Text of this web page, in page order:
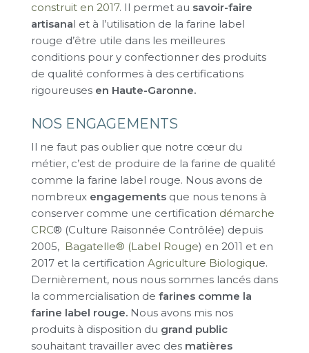
construit en 2017. Il permet au savoir-faire
artisanal et à l’utilisation de la farine label
rouge d’être utile dans les meilleures
conditions pour y confectionner des produits
de qualité conformes à des certifications
rigoureuses en Haute-Garonne.
NOS ENGAGEMENTS
Il ne faut pas oublier que notre cœur du
métier, c’est de produire de la farine de qualité
comme la farine label rouge. Nous avons de
nombreux engagements que nous tenons à
conserver comme une certification démarche
CRC® (Culture Raisonnée Contrôlée) depuis
2005, Bagatelle® (Label Rouge) en 2011 et en
2017 et la certification Agriculture Biologique.
Dernièrement, nous nous sommes lancés dans
la commercialisation de farines comme la
farine label rouge. Nous avons mis nos
produits à disposition du grand public
souhaitant travailler avec des matières